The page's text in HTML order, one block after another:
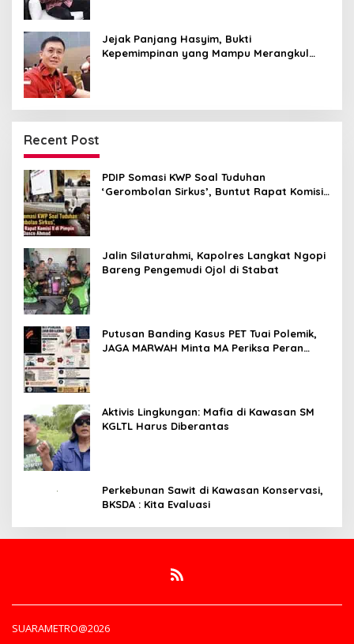
Jejak Panjang Hasyim, Bukti
Kepemimpinan yang Mampu Merangkul
Recent Post
PDIP Somasi KWP Soal Tuduhan
‘Gerombolan Sirkus’, Buntut Rapat Komisi
Jalin Silaturahmi, Kapolres Langkat Ngopi
Bareng Pengemudi Ojol di Stabat
Putusan Banding Kasus PET Tuai Polemik,
JAGA MARWAH Minta MA Periksa Peran
Aktivis Lingkungan: Mafia di Kawasan SM
KGLTL Harus Diberantas
Perkebunan Sawit di Kawasan Konservasi,
BKSDA : Kita Evaluasi
SUARAMETRO@2026